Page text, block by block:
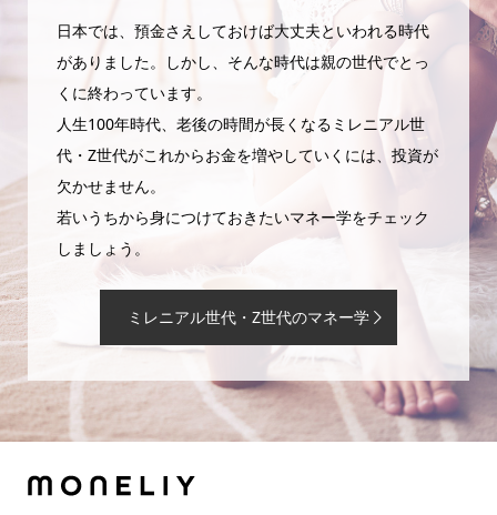
日本では、預金さえしておけば大丈夫といわれる時代
がありました。しかし、そんな時代は親の世代でとっ
くに終わっています。
人生100年時代、老後の時間が長くなるミレニアル世
代・Z世代がこれからお金を増やしていくには、投資が
欠かせません。
若いうちから身につけておきたいマネー学をチェック
しましょう。
ミレニアル世代・Z世代のマネー学